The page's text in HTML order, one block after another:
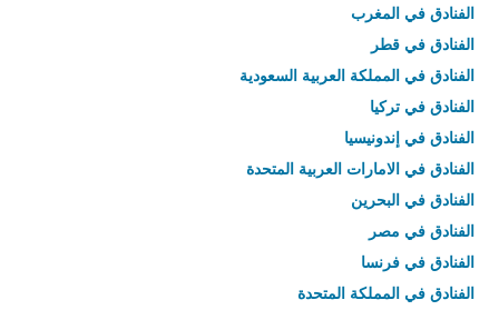
الفنادق في المغرب
الفنادق في قطر
الفنادق في المملكة العربية السعودية
الفنادق في تركيا
الفنادق في إندونيسيا
الفنادق في الامارات العربية المتحدة
الفنادق في البحرين
الفنادق في مصر
الفنادق في فرنسا
الفنادق في المملكة المتحدة